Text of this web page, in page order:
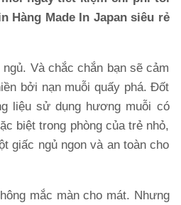
Hàng Made In Japan siêu rẻ
Và chắc chắn bạn sẽ cảm
bởi nạn muỗi quấy phá. Đốt
liệu sử dụng hương muỗi có
biệt trong phòng của trẻ nhỏ,
giấc ngủ ngon và an toàn cho
mắc màn cho mát. Nhưng